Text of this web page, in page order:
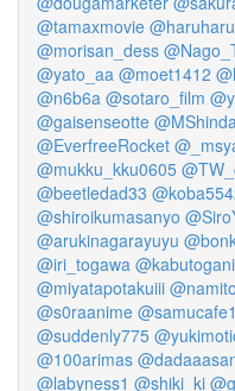
@tamaxmovie
@morisan_dess
@yato_aa @moet1412
@n6b6a @sotaro_film
@gaisenseotte
@EverfreeRocket
@mukku_kku0605
@beetledad33
@shiroikumasanyo
@arukinagarayuyu
@iri_togawa
@miyatapotakuiii
@s0raanime
@suddenly775
@100arimas
@labyness1 @shiki_ki